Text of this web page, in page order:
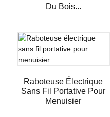
Du Bois...
Raboteuse Électrique
Sans Fil Portative Pour
Menuisier